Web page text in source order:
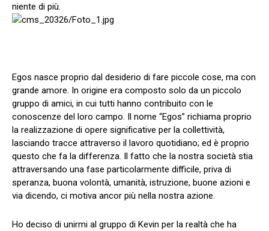
niente di più.
Egos nasce proprio dal desiderio di fare piccole cose, ma con
grande amore. In origine era composto solo da un piccolo
gruppo di amici, in cui tutti hanno contribuito con le
conoscenze del loro campo. Il nome “Egos” richiama proprio
la realizzazione di opere significative per la collettività,
lasciando tracce attraverso il lavoro quotidiano; ed è proprio
questo che fa la differenza. Il fatto che la nostra società stia
attraversando una fase particolarmente difficile, priva di
speranza, buona volontà, umanità, istruzione, buone azioni e
via dicendo, ci motiva ancor più nella nostra azione.
Ho deciso di unirmi al gruppo di Kevin per la realtà che ha